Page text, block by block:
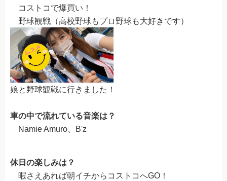
ペーパー教習
限定解除
高齢者講習
企業安全運転研修
外国免許切り替え（外免切替）
各種プラン
各種プラン
二輪安心パック
コストコで爆買い！
野球観戦（高校野球もプロ野球も大好きです）
娘と野球観戦に行きました！
車の中で流れている音楽は？
Namie Amuro、B'z
休日の楽しみは？
暇さえあれば朝イチからコストコへGO！